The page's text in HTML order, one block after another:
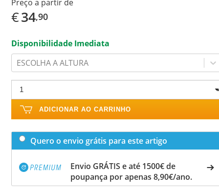
Preço a partir de
€34,90
Disponibilidade Imediata
ESCOLHA A ALTURA
ADICIONAR AO CARRINHO
Quero o envio grátis para este artigo
Envio GRÁTIS e até 1500€ de
poupança por apenas 8,90€/ano.